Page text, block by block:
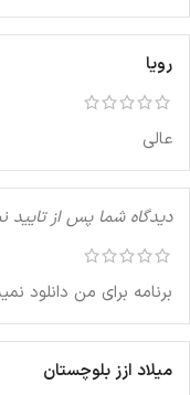
رویا
عالی
دیدگاه شما پس از
برنامه برای من دانلود
میلاد ازز بلوچستان